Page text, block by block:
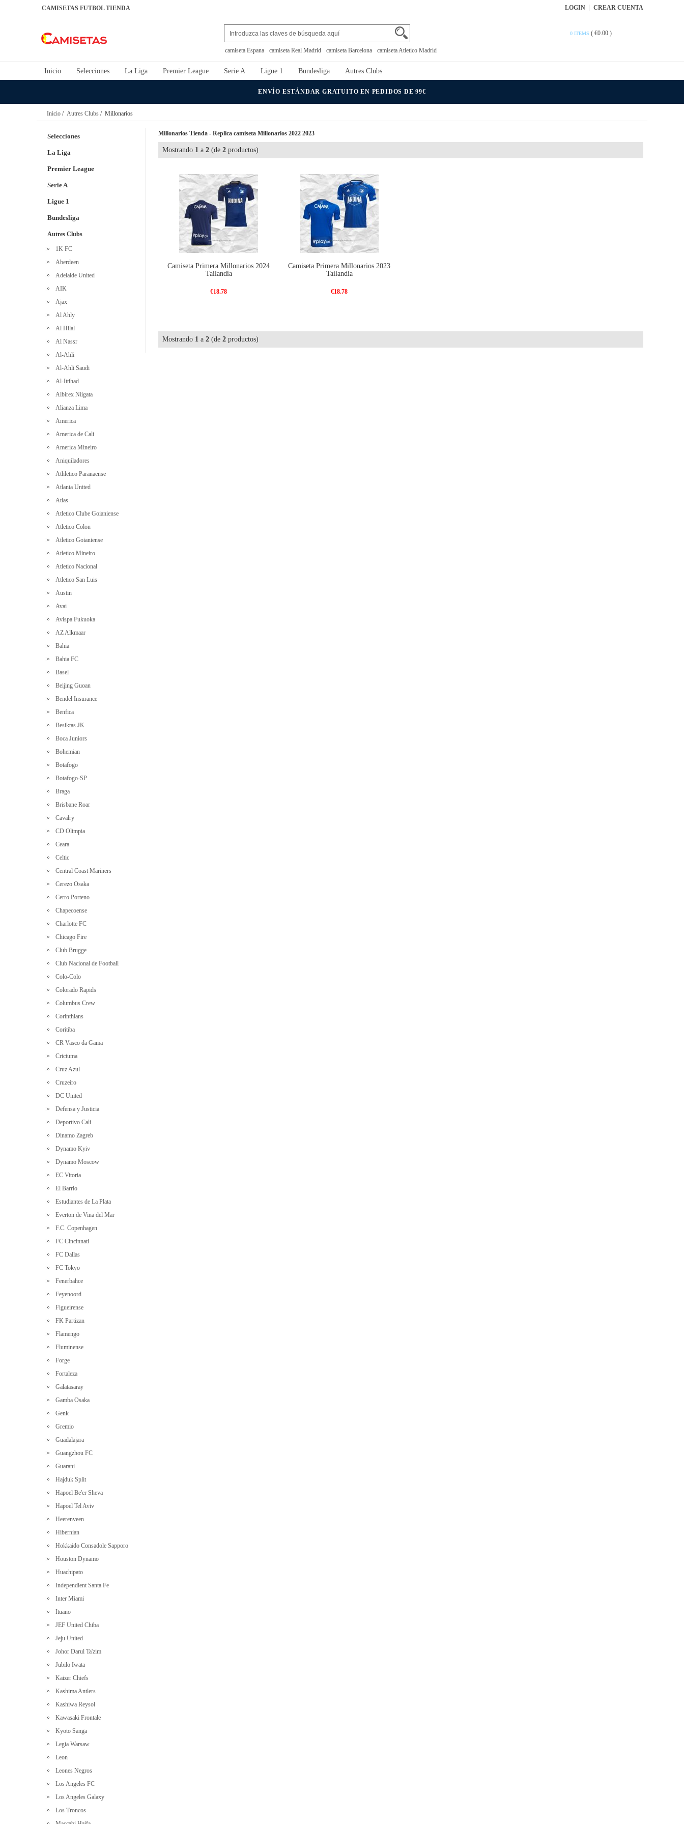
CAMISETAS FUTBOL TIENDA LOGIN CREAR CUENTA
camiseta Espana camiseta Real Madrid camiseta Barcelona camiseta Atletico Madrid
0 ITEMS ( €0.00 )
Inicio Selecciones La Liga Premier League Serie A Ligue 1 Bundesliga Autres Clubs
ENVÍO ESTÁNDAR GRATUITO EN PEDIDOS DE 99€
Inicio / Autres Clubs / Millonarios
Selecciones
La Liga
Premier League
Serie A
Ligue 1
Bundesliga
Autres Clubs
1K FC
Aberdeen
Adelaide United
AIK
Ajax
Al Ahly
Al Hilal
Al Nassr
Al-Ahli
Al-Ahli Saudi
Al-Ittihad
Albirex Niigata
Alianza Lima
America
America de Cali
America Mineiro
Aniquiladores
Athletico Paranaense
Atlanta United
Atlas
Atletico Clube Goianiense
Atletico Colon
Atletico Goianiense
Atletico Mineiro
Atletico Nacional
Atletico San Luis
Austin
Avai
Avispa Fukuoka
AZ Alkmaar
Bahia
Bahia FC
Basel
Beijing Guoan
Bendel Insurance
Benfica
Besiktas JK
Boca Juniors
Bohemian
Botafogo
Botafogo-SP
Braga
Brisbane Roar
Cavalry
CD Olimpia
Ceara
Celtic
Central Coast Mariners
Cerezo Osaka
Cerro Porteno
Chapecoense
Charlotte FC
Chicago Fire
Club Brugge
Club Nacional de Football
Colo-Colo
Colorado Rapids
Columbus Crew
Corinthians
Coritiba
CR Vasco da Gama
Criciuma
Cruz Azul
Cruzeiro
DC United
Defensa y Justicia
Deportivo Cali
Dinamo Zagreb
Dynamo Kyiv
Dynamo Moscow
EC Vitoria
El Barrio
Estudiantes de La Plata
Everton de Vina del Mar
F.C. Copenhagen
FC Cincinnati
FC Dallas
FC Tokyo
Fenerbahce
Feyenoord
Figueirense
FK Partizan
Flamengo
Fluminense
Forge
Fortaleza
Galatasaray
Gamba Osaka
Genk
Gremio
Guadalajara
Guangzhou FC
Guarani
Hajduk Split
Hapoel Be'er Sheva
Hapoel Tel Aviv
Heerenveen
Hibernian
Hokkaido Consadole Sapporo
Houston Dynamo
Huachipato
Independient Santa Fe
Inter Miami
Ituano
JEF United Chiba
Jeju United
Johor Darul Ta'zim
Jubilo Iwata
Kaizer Chiefs
Kashima Antlers
Kashiwa Reysol
Kawasaki Frontale
Kyoto Sanga
Legia Warsaw
Leon
Leones Negros
Los Angeles FC
Los Angeles Galaxy
Los Troncos
Millonarios Tienda - Replica camiseta Millonarios 2022 2023
Mostrando 1 a 2 (de 2 productos)
Camiseta Primera Millonarios 2024
Tailandia
€18.78
Camiseta Primera Millonarios 2023
Tailandia
€18.78
Mostrando 1 a 2 (de 2 productos)